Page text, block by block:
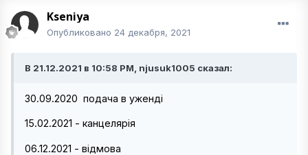
Kseniya
Опубликовано 24 декабря, 2021
В 21.12.2021 в 10:58 PM, njusuk1005 сказал:
30.09.2020 подача в уженді
15.02.2021 - канцелярія
06.12.2021 - відмова